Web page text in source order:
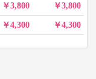
3,800 3,800
4,300 4,300